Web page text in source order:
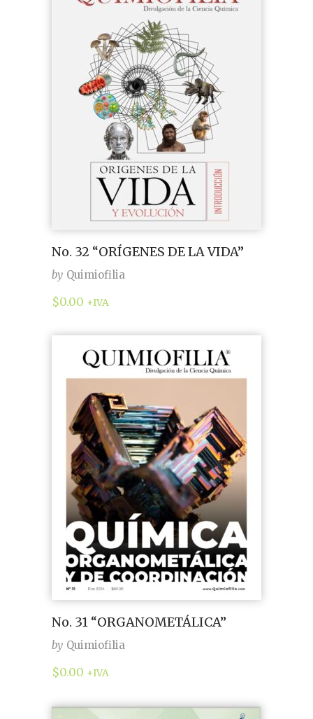
No. 32 “ORÍGENES DE LA VIDA”
by Quimiofilia
$0.00 +IVA
No. 31 “ORGANOMETÁLICA”
by Quimiofilia
$0.00 +IVA